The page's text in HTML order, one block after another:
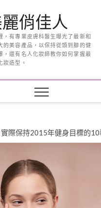
俏佳人
，有專業皮膚科醫生曝光了最新和
的美容產品，以保持從頭到腳的健
，還有名人化妝師教你如何掌握最
妝造型。
實際保持2015年健身目標的10